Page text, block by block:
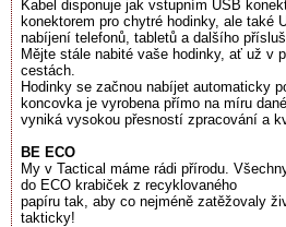
Kabel disponuje jak vstupním USB
konektorem pro chytré hodinky, ale také
nabíjení telefonů, tabletů a dalšího
Mějte stále nabité vaše hodinky, ať už v
cestách.
Hodinky se začnou nabíjet automaticky
koncovka je vyrobena přímo na míru
vyniká vysokou přesností zpracování a
BE ECO
My v Tactical máme rádi přírodu.
do ECO krabiček z recyklovaného
papíru tak, aby co nejméně zatěžovaly
takticky!